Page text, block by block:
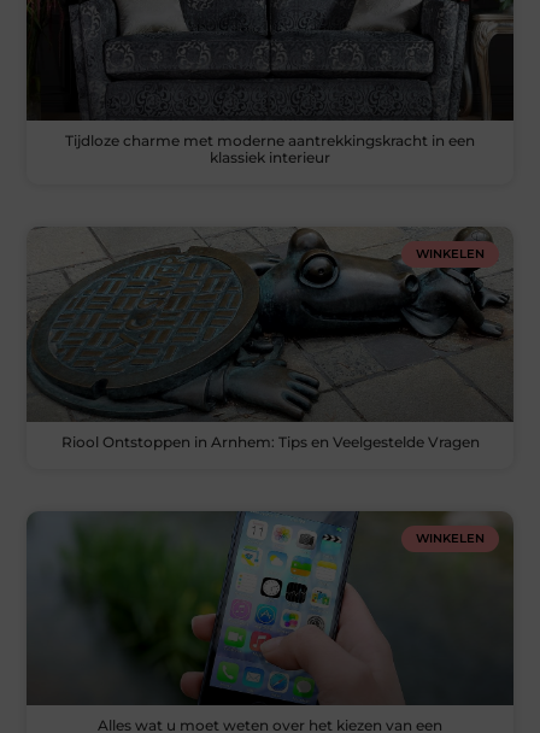
Tijdloze charme met moderne aantrekkingskracht in een
klassiek interieur
WINKELEN
Riool Ontstoppen in Arnhem: Tips en Veelgestelde Vragen
WINKELEN
Alles wat u moet weten over het kiezen van een